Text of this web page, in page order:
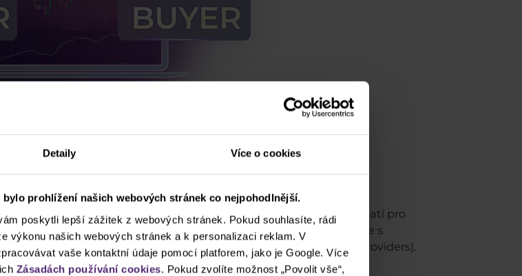
Detaily Více o cookies
prohlížení našich webových stránek co nejpohodlnější.
poskytli lepší zážitek z webových stránek. Pokud souhlasíte, rádi
výkonu našich webových stránek a k personalizaci reklam. V
vaše kontaktní údaje pomocí platforem, jako je Google. Více
Zásadách používání cookies. Pokud zvolíte možnost „Povolit vše“,
mezi svými klienty a světem finančních trhů. A přesně to platí pro
licence mu totiž dovolují vzít objednávky svých klientů a poslat je s
protistrany (tu tvoří tzv. poskytovatelé likvidity/liquidity providers).
úmysly a nekalé manipulace s objednávkami.